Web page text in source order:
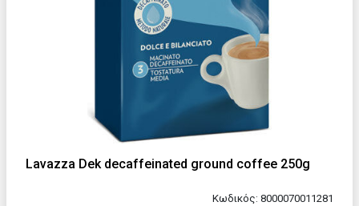
Lavazza Dek decaffeinated ground coffee 250g
Κωδικός: 8000070011281